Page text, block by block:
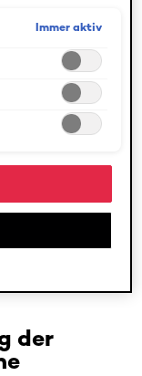
auf echter
personalisierte
entsprechend
Im Fall eines
Haut und
Schritte für
um eine
Haut zu
wir jeden Schritt
Schritt wichtig
der
speichern"). Die
s. unsere
Immer aktiv